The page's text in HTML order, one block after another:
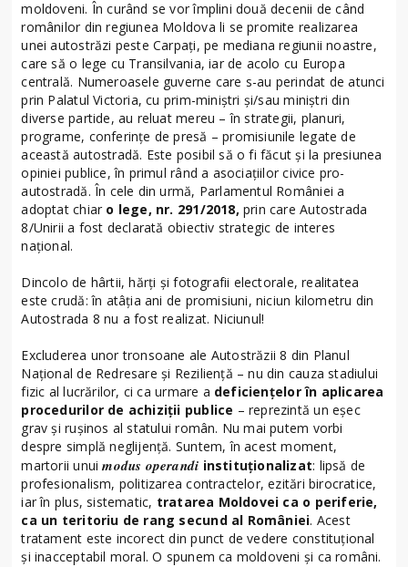
moldoveni. În curând se vor împlini două decenii de când
românilor din regiunea Moldova li se promite realizarea
unei autostrăzi peste Carpați, pe mediana regiunii noastre,
care să o lege cu Transilvania, iar de acolo cu Europa
centrală. Numeroasele guverne care s-au perindat de atunci
prin Palatul Victoria, cu prim-miniștri și/sau miniștri din
diverse partide, au reluat mereu – în strategii, planuri,
programe, conferințe de presă – promisiunile legate de
această autostradă. Este posibil să o fi făcut și la presiunea
opiniei publice, în primul rând a asociațiilor civice pro-
autostradă. În cele din urmă, Parlamentul României a
adoptat chiar o lege, nr. 291/2018, prin care Autostrada
8/Unirii a fost declarată obiectiv strategic de interes
național.
Dincolo de hârtii, hărți și fotografii electorale, realitatea
este crudă: în atâția ani de promisiuni, niciun kilometru din
Autostrada 8 nu a fost realizat. Niciunul!
Excluderea unor tronsoane ale Autostrăzii 8 din Planul
Național de Redresare și Reziliență – nu din cauza stadiului
fizic al lucrărilor, ci ca urmare a deficiențelor în aplicarea
procedurilor de achiziții publice – reprezintă un eșec
grav și rușinos al statului român. Nu mai putem vorbi
despre simplă neglijență. Suntem, în acest moment,
martorii unuimodus operandi instituționalizat: lipsă de
profesionalism, politizarea contractelor, ezitări birocratice,
iar în plus, sistematic, tratarea Moldovei ca o periferie,
ca un teritoriu de rang secund al României. Acest
tratament este incorect din punct de vedere constituțional
și inacceptabil moral. O spunem ca moldoveni și ca români.